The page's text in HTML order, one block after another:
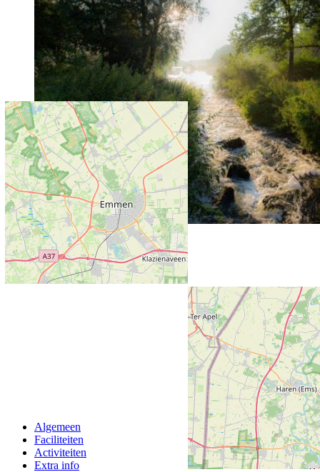
Algemeen
Faciliteiten
Activiteiten
Extra info